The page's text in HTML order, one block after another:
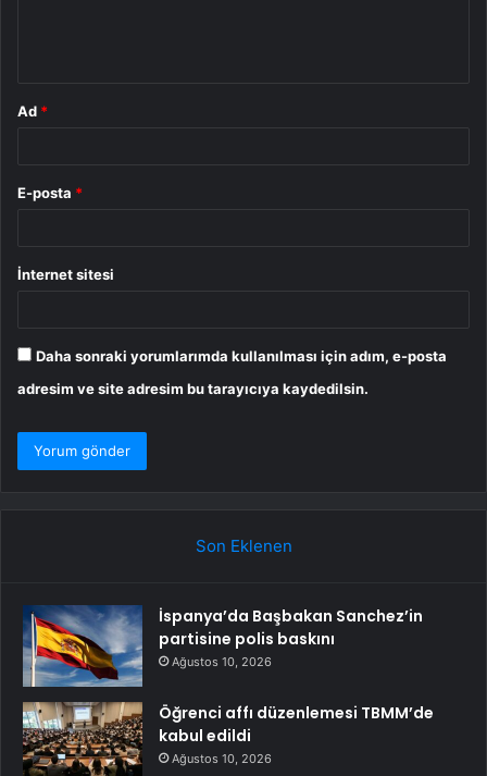
Ad *
E-posta *
İnternet sitesi
Daha sonraki yorumlarımda kullanılması için adım, e-posta
adresim ve site adresim bu tarayıcıya kaydedilsin.
Son Eklenen
İspanya’da Başbakan Sanchez’in
partisine polis baskını
Ağustos 10, 2026
Öğrenci affı düzenlemesi TBMM’de
kabul edildi
Ağustos 10, 2026